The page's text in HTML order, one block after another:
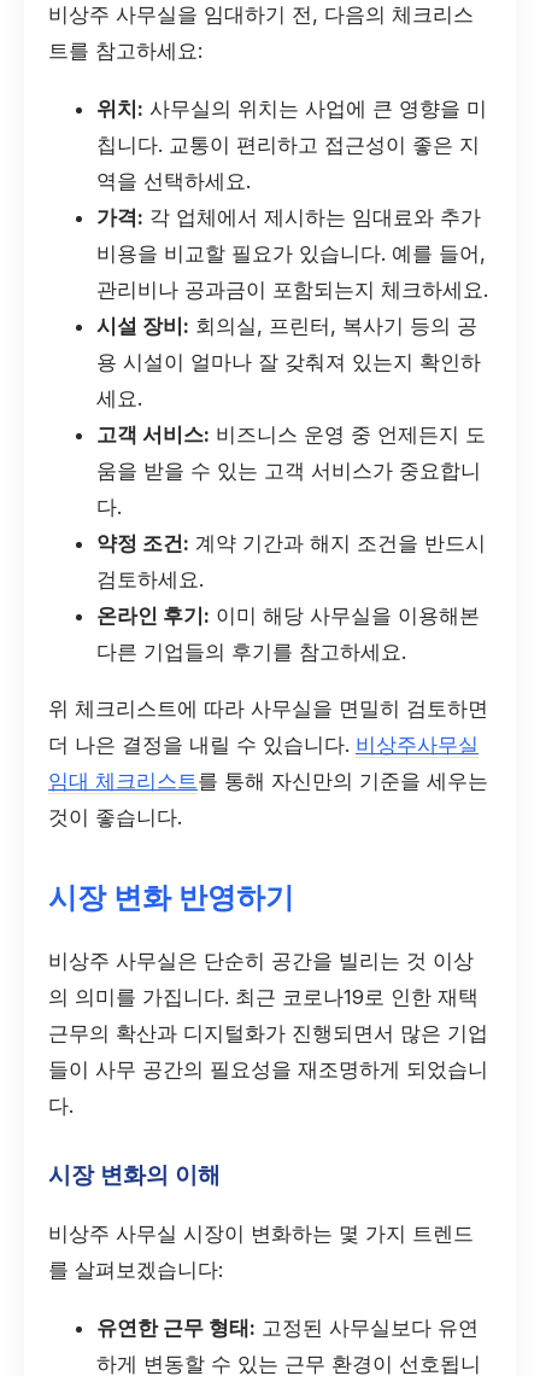
비상주 사무실을 임대하기 전, 다음의 체크리스
트를 참고하세요:
위치: 사무실의 위치는 사업에 큰 영향을 미
칩니다. 교통이 편리하고 접근성이 좋은 지
역을 선택하세요.
가격: 각 업체에서 제시하는 임대료와 추가
비용을 비교할 필요가 있습니다. 예를 들어,
관리비나 공과금이 포함되는지 체크하세요.
시설 장비: 회의실, 프린터, 복사기 등의 공
용 시설이 얼마나 잘 갖춰져 있는지 확인하
세요.
고객 서비스: 비즈니스 운영 중 언제든지 도
움을 받을 수 있는 고객 서비스가 중요합니
다.
약정 조건: 계약 기간과 해지 조건을 반드시
검토하세요.
온라인 후기: 이미 해당 사무실을 이용해본
다른 기업들의 후기를 참고하세요.
위 체크리스트에 따라 사무실을 면밀히 검토하면
더 나은 결정을 내릴 수 있습니다. 비상주사무실
임대 체크리스트 를 통해 자신만의 기준을 세우는
것이 좋습니다.
시장 변화 반영하기
비상주 사무실은 단순히 공간을 빌리는 것 이상
의 의미를 가집니다. 최근 코로나19로 인한 재택
근무의 확산과 디지털화가 진행되면서 많은 기업
들이 사무 공간의 필요성을 재조명하게 되었습니
다.
시장 변화의 이해
비상주 사무실 시장이 변화하는 몇 가지 트렌드
를 살펴보겠습니다:
유연한 근무 형태: 고정된 사무실보다 유연
하게 변동할 수 있는 근무 환경이 선호됩니